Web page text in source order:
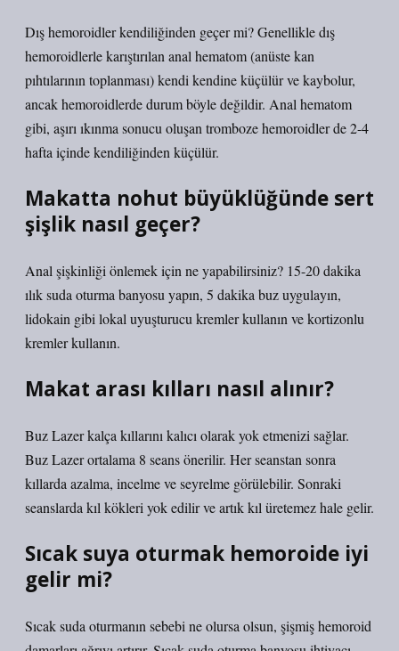
Dış hemoroidler kendiliğinden geçer mi? Genellikle dış
hemoroidlerle karıştırılan anal hematom (anüste kan
pıhtılarının toplanması) kendi kendine küçülür ve kaybolur,
ancak hemoroidlerde durum böyle değildir. Anal hematom
gibi, aşırı ıkınma sonucu oluşan tromboze hemoroidler de 2-4
hafta içinde kendiliğinden küçülür.
Makatta nohut büyüklüğünde sert
şişlik nasıl geçer?
Anal şişkinliği önlemek için ne yapabilirsiniz? 15-20 dakika
ılık suda oturma banyosu yapın, 5 dakika buz uygulayın,
lidokain gibi lokal uyuşturucu kremler kullanın ve kortizonlu
kremler kullanın.
Makat arası kılları nasıl alınır?
Buz Lazer kalça kıllarını kalıcı olarak yok etmenizi sağlar.
Buz Lazer ortalama 8 seans önerilir. Her seanstan sonra
kıllarda azalma, incelme ve seyrelme görülebilir. Sonraki
seanslarda kıl kökleri yok edilir ve artık kıl üretemez hale gelir.
Sıcak suya oturmak hemoroide iyi
gelir mi?
Sıcak suda oturmanın sebebi ne olursa olsun, şişmiş hemoroid